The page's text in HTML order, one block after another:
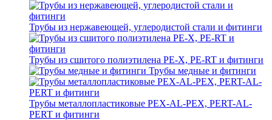
Трубы из нержавеющей, углеродистой стали и фитинги
Трубы из сшитого полиэтилена PE-X, PE-RT и фитинги
Трубы медные и фитинги
Трубы металлопластиковые PEX-AL-PEX, PERT-AL-
PERT и фитинги